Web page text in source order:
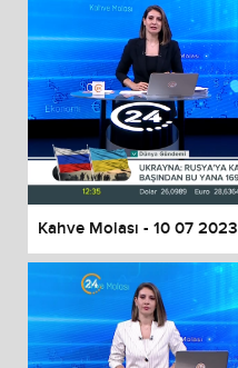
Kahve Molası - 10 07 2023